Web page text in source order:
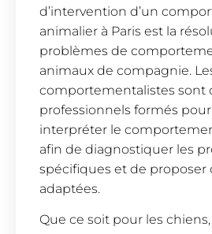
d’intervention d’un
animalier à Paris est la
problèmes de
animaux de compagnie.
comportementalistes sont
professionnels formés
interpréter le
afin de diagnostiquer les
spécifiques et de proposer
adaptées.
Que ce soit pour les